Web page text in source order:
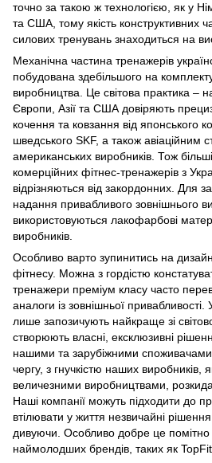
точно за такою ж технологією, як у
та США, тому якість конструктивних
силових тренувань знаходиться на
Механічна частина тренажерів
побудована здебільшого на
виробництва. Це світова практика –
Європи, Азії та США довіряють
кочення та ковзання від японського
шведського SKF, а також авіаційним
американських виробників. Тож
комерційних фітнес-тренажерів з
відрізняються від закордонних. Для
надання привабливого зовнішнього
використовуються лакофарбові
виробників.
Особливо варто зупинитись на
фітнесу. Можна з гордістю
тренажери преміум класу часто
аналоги із зовнішньої привабливості.
лише запозичують найкраще зі
створюють власні, ексклюзивні
нашими та зарубіжними
чергу, з гнучкістю наших виробників,
величезними виробництвами,
Наші компанії можуть підходити до
втілювати у життя незвичайні
дивуючи. Особливо добре це помітно
наймолодших брендів, таких як